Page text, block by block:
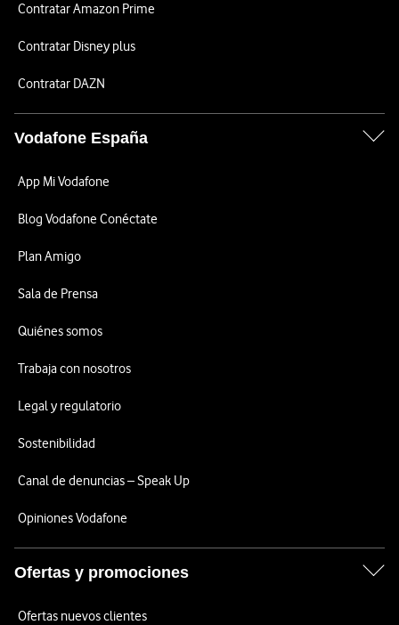
Contratar Amazon Prime
Contratar Disney plus
Contratar DAZN
Vodafone España
App Mi Vodafone
Blog Vodafone Conéctate
Plan Amigo
Sala de Prensa
Quiénes somos
Trabaja con nosotros
Legal y regulatorio
Sostenibilidad
Canal de denuncias – Speak Up
Opiniones Vodafone
Ofertas y promociones
Ofertas nuevos clientes